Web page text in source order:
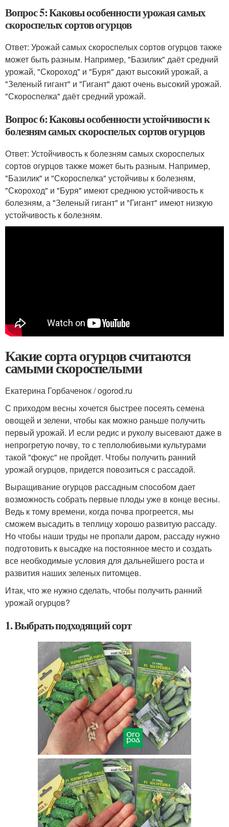
Вопрос 5: Каковы особенности урожая самых
скороспелых сортов огурцов
Ответ: Урожай самых скороспелых сортов огурцов также
может быть разным. Например, "Базилик" даёт средний
урожай, "Скороход" и "Буря" дают высокий урожай, а
"Зеленый гигант" и "Гигант" дают очень высокий урожай.
"Скороспелка" даёт средний урожай.
Вопрос 6: Каковы особенности устойчивости к
болезням самых скороспелых сортов огурцов
Ответ: Устойчивость к болезням самых скороспелых
сортов огурцов также может быть разным. Например,
"Базилик" и "Скороспелка" устойчивы к болезням,
"Скороход" и "Буря" имеют среднюю устойчивость к
болезням, а "Зеленый гигант" и "Гигант" имеют низкую
устойчивость к болезням.
Какие сорта огурцов считаются
самыми скороспелыми
Екатерина Горбаченок / ogorod.ru
С приходом весны хочется быстрее посеять семена
овощей и зелени, чтобы как можно раньше получить
первый урожай. И если редис и руколу высевают даже в
непрогретую почву, то с теплолюбивыми культурами
такой "фокус" не пройдет. Чтобы получить ранний
урожай огурцов, придется повозиться с рассадой.
Выращивание огурцов рассадным способом дает
возможность собрать первые плоды уже в конце весны.
Ведь к тому времени, когда почва прогреется, мы
сможем высадить в теплицу хорошо развитую рассаду.
Но чтобы наши труды не пропали даром, рассаду нужно
подготовить к высадке на постоянное место и создать
все необходимые условия для дальнейшего роста и
развития наших зеленых питомцев.
Итак, что же нужно сделать, чтобы получить ранний
урожай огурцов?
1. Выбрать подходящий сорт